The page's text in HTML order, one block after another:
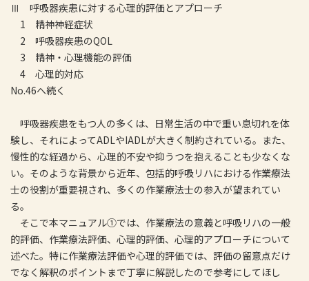
Ⅲ 呼吸器疾患に対する心理的評価とアプローチ
1 精神神経症状
2 呼吸器疾患のQOL
3 精神・心理機能の評価
4 心理的対応
No.46へ続く
呼吸器疾患をもつ人の多くは、日常生活の中で重い息切れを体
験し、それによってADLやIADLが大きく制約されている。また、
慢性的な経過から、心理的不安や抑うつを抱えることも少なくな
い。そのような背景から近年、包括的呼吸リハにおける作業療法
士の役割が重要視され、多くの作業療法士の参入が望まれてい
る。
そこで本マニュアル①では、作業療法の意義と呼吸リハの一般
的評価、作業療法評価、心理的評価、心理的アプローチについて
述べた。特に作業療法評価や心理的評価では、評価の留意点だけ
でなく解釈のポイントまで丁寧に解説したので参考にしてほし